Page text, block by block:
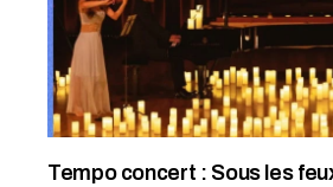
Tempo concert : Sous les